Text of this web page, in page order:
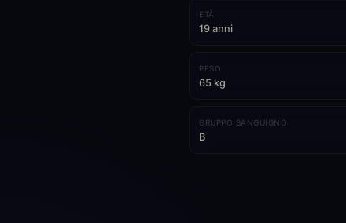
ETÀ
19 anni
PESO
65 kg
GRUPPO SANGUIGNO
B